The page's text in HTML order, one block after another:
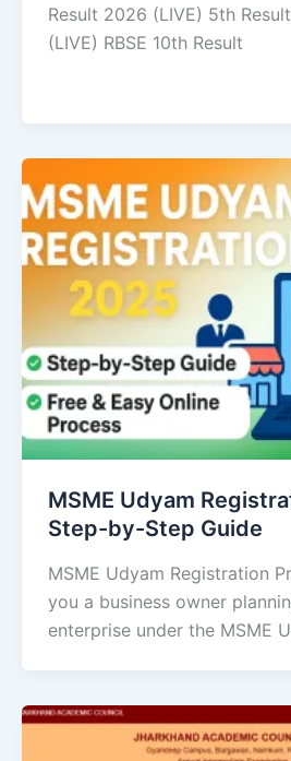
Result 2026 (LIVE) 5th
(LIVE) RBSE 10th Result
MSME Udyam
Step-by-Step Guide
MSME Udyam Registration
you a business owner
enterprise under the MSME